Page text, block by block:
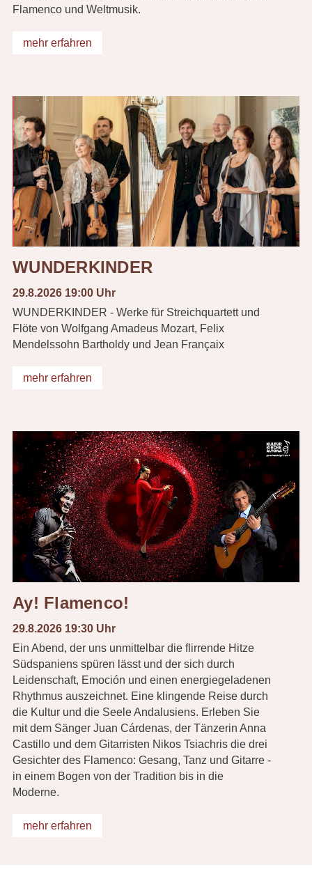
Flamenco und Weltmusik.
mehr erfahren
WUNDERKINDER
29.8.2026 19:00 Uhr
WUNDERKINDER - Werke für Streichquartett und
Flöte von Wolfgang Amadeus Mozart, Felix
Mendelssohn Bartholdy und Jean Françaix
mehr erfahren
Ay! Flamenco!
29.8.2026 19:30 Uhr
Ein Abend, der uns unmittelbar die flirrende Hitze
Südspaniens spüren lässt und der sich durch
Leidenschaft, Emoción und einen energiegeladenen
Rhythmus auszeichnet. Eine klingende Reise durch
die Kultur und die Seele Andalusiens. Erleben Sie
mit dem Sänger Juan Cárdenas, der Tänzerin Anna
Castillo und dem Gitarristen Nikos Tsiachris die drei
Gesichter des Flamenco: Gesang, Tanz und Gitarre -
in einem Bogen von der Tradition bis in die
Moderne.
mehr erfahren